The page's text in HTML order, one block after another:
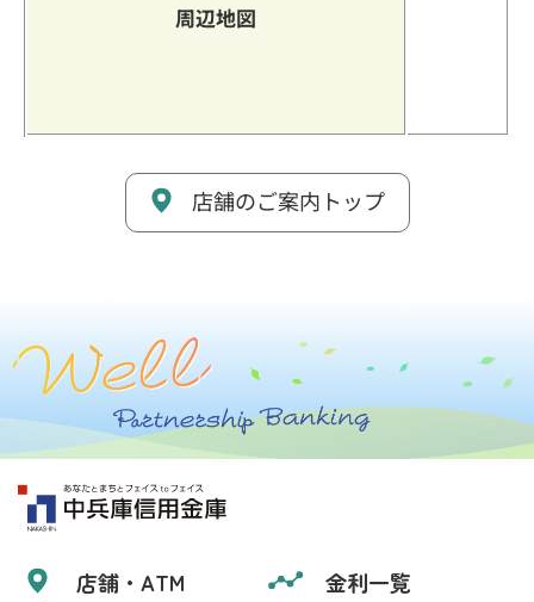
周辺地図
店舗のご案内トップ
店舗・ATM
金利一覧